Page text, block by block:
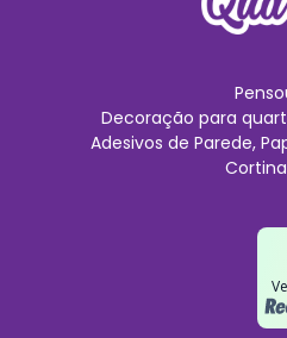
Decoração para
Adesivos de Parede,